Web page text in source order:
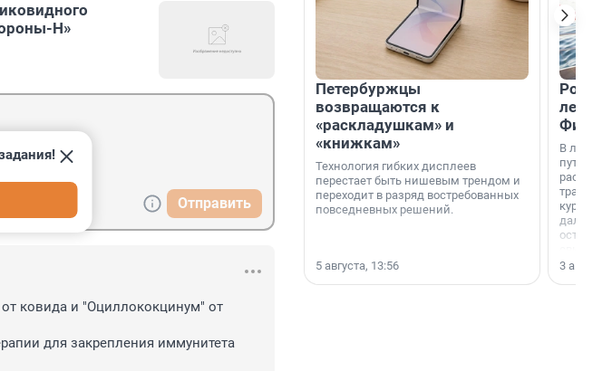
Н»
Отправить
ковида и "Оциллококцинум" от
для закрепления иммунитета
Петербуржцы
возвращаются к
«раскладушкам» и
«книжкам»
Технология гибких дисплеев
перестает быть нишевым трендом и
переходит в разряд востребованных
повседневных решений.
5 августа, 13:56
летят
В летнем
дальние
острова
3